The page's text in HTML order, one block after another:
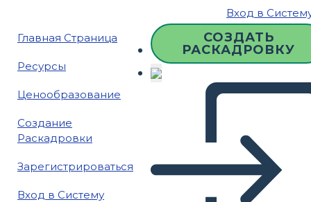
Вход в
Главная Страница
Ресурсы
Ценообразование
Создание
Раскадровки
Зарегистрироваться
Вход в Систему
СОЗДАТЬ
РАСКАДРОВКУ